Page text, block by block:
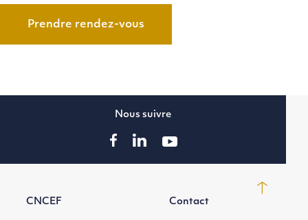
Prendre rendez-vous
CNCEF Contact
Nous suivre